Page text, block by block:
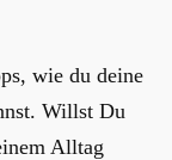
wie du deine
Willst Du
Alltag